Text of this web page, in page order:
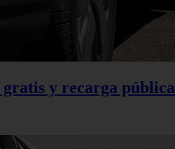
y recarga pública